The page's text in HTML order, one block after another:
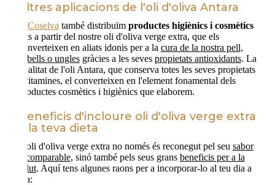
Altres aplicacions de l'oli d'oliva Antara
Coselva també distribuïm productes higiènics i cosmètics
fets a partir del nostre oli d'oliva verge extra, que els
converteixen en aliats idonis per a la cura de la nostra pell,
cabells o unglesgràcies a les seves propietats antioxidants. La
qualitat de l'oli Antara, que conserva totes les seves propietats
i vitamines, el converteixen en l'element fonamental dels
productes cosmètics i higiènics que elaborem.
Beneficis d'incloure oli d'oliva verge extra
a la teva dieta
L'oli d'oliva verge extra no només és reconegut pel seu sabor
incomparable, sinó també pels seus grans beneficis per a la
salut. Aquí tens algunes raons per a incorporar-lo al teu dia a
dia: